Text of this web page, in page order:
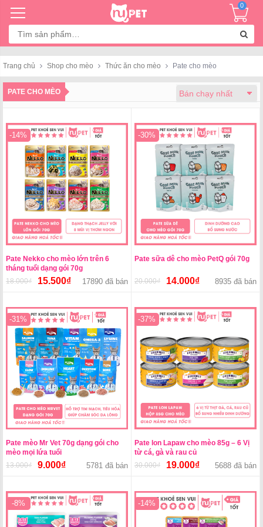
Tìm
kiếm:
0
Trang chủ Shop cho mèo Thức ăn cho mèo Pate cho mèo
PATE CHO MÈO
-14%
Pate Nekko cho mèo lớn trên 6
tháng tuổi dạng gói 70g
18.000₫
Giá
là:
18.000₫.
15.500₫Giá
tại
là:
15.500₫.
17890 đã bán
-30%
Pate sữa dê cho mèo PetQ gói 70g
20.000₫
Giá
là:
20.000₫.
14.000₫Giá
tại
là:
8935 đã bán
-31%
Pate mèo Mr Vet 70g dạng gói cho
mèo mọi lứa tuổi
13.000₫
Giá
là:
13.000₫.
9.000₫Giá
tại
là:
9.000₫.
5781 đã bán
-37%
Pate lon Lapaw cho mèo 85g – 6 Vị
từ cá, gà và rau củ
30.000₫
Giá
là:
30.000₫.
19.000₫Giá
tại
là:
19.000₫.
5688 đã bán
-8% -14%